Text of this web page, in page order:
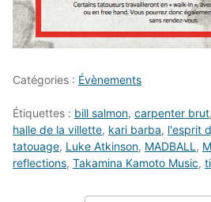
Catégories : Évènements
Étiquettes : bill salmon, carpenter brut,
halle de la villette, kari barba, l'esprit
tatouage, Luke Atkinson, MADBALL ,
reflections, Takamina Kamoto Music,